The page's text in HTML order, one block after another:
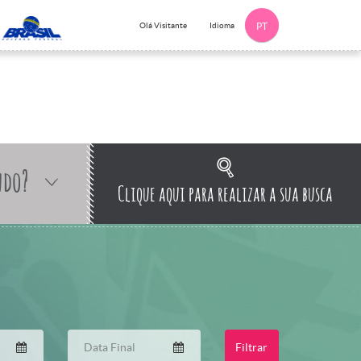
Olá Visitante Idioma PT
Clique aqui para realizar a sua busca